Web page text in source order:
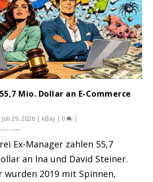
Mio. Dollar an E-Commerce
Juli 29, 2026 | eBay | 0 |
Ex-Manager zahlen 55,7
an Ina und David Steiner.
wurden 2019 mit Spinnen,